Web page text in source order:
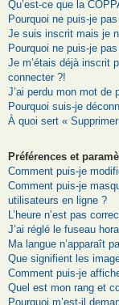
Qu’est-ce que la
Pourquoi ne puis-je
Je suis inscrit mais je
Pourquoi ne puis-je
Je m’étais déjà inscrit
connecter ?!
J’ai perdu mon mot de
Pourquoi suis-je
À quoi sert «
Préférences et
Comment puis-je
Comment puis-je
utilisateurs en ligne ?
L’heure n’est pas
J’ai réglé le fuseau
Ma langue n’apparaît
Que signifient les
Comment puis-je
Quel est mon rang et
Pourquoi m’est-il